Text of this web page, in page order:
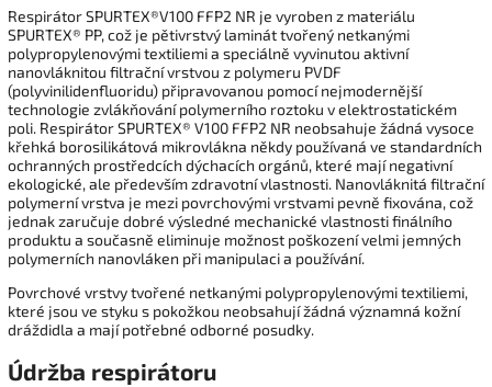
Respirátor SPURTEX®V100 FFP2 NR je vyroben z materiálu
SPURTEX® PP, což je pětivrstvý laminát tvořený netkanými
polypropylenovými textiliemi a speciálně vyvinutou aktivní
nanovláknitou filtrační vrstvou z polymeru PVDF
(polyvinilidenfluoridu) připravovanou pomocí nejmodernější
technologie zvlákňování polymerního roztoku v elektrostatickém
poli. Respirátor SPURTEX® V100 FFP2 NR neobsahuje žádná vysoce
křehká borosilikátová mikrovlákna někdy používaná ve standardních
ochranných prostředcích dýchacích orgánů, které mají negativní
ekologické, ale především zdravotní vlastnosti. Nanovláknitá filtrační
polymerní vrstva je mezi povrchovými vrstvami pevně fixována, což
jednak zaručuje dobré výsledné mechanické vlastnosti finálního
produktu a současně eliminuje možnost poškození velmi jemných
polymerních nanovláken při manipulaci a používání.
Povrchové vrstvy tvořené netkanými polypropylenovými textiliemi,
které jsou ve styku s pokožkou neobsahují žádná významná kožní
dráždidla a mají potřebné odborné posudky.
Údržba respirátoru